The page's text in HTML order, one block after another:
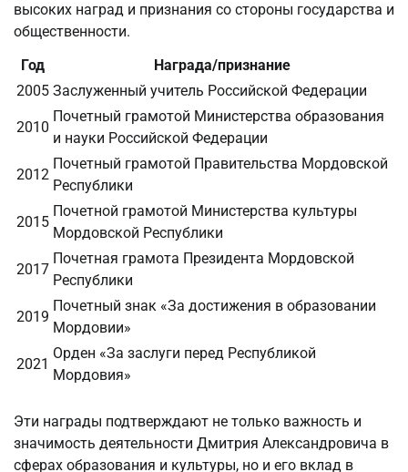
высоких наград и признания со стороны государства и
общественности.
Год
Награда/признание
2005 Заслуженный учитель Российской Федерации
2010
Почетный грамотой Министерства образования
и науки Российской Федерации
2012
Почетный грамотой Правительства Мордовской
Республики
2015
Почетной грамотой Министерства культуры
Мордовской Республики
2017
Почетная грамота Президента Мордовской
Республики
2019
Почетный знак «За достижения в образовании
Мордовии»
2021
Орден «За заслуги перед Республикой
Мордовия»
Эти награды подтверждают не только важность и
значимость деятельности Дмитрия Александровича в
сферах образования и культуры, но и его вклад в